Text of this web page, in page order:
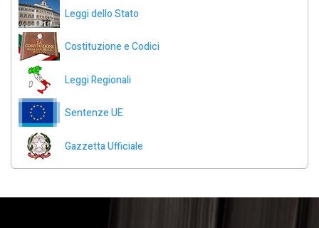
Leggi dello Stato
Costituzione e Codici
Leggi Regionali
Sentenze UE
Gazzetta Ufficiale